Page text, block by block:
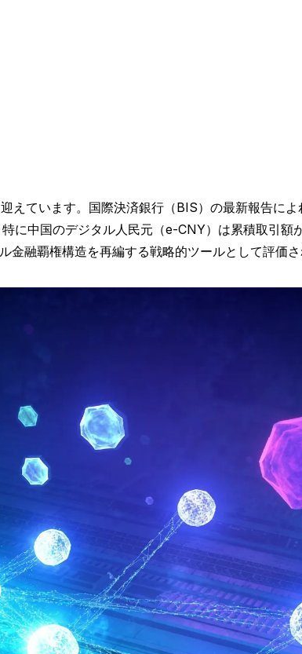
えています。国際決済銀行（BIS）の最新報告に
に中国のデジタル人民元（e-CNY）は累積取引額
融覇権構造を再編する戦略的ツールとして評価さ